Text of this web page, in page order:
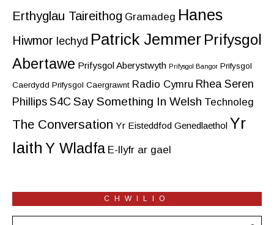
Erthyglau Taireithog Gramadeg Hanes
Hiwmor Iechyd Patrick Jemmer Prifysgol
Abertawe Prifysgol Aberystwyth Prifysgol Bangor Prifysgol
Caerdydd Prifysgol Caergrawnt Radio Cymru Rhea Seren
Phillips S4C Say Something In Welsh Technoleg
The Conversation Yr Eisteddfod Genedlaethol Yr
Iaith Y Wladfa E-llyfr ar gael
CHWILIO